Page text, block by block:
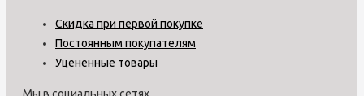
Скидка при первой покупке
Постоянным покупателям
Уцененные товары
Мы в социальных сетях